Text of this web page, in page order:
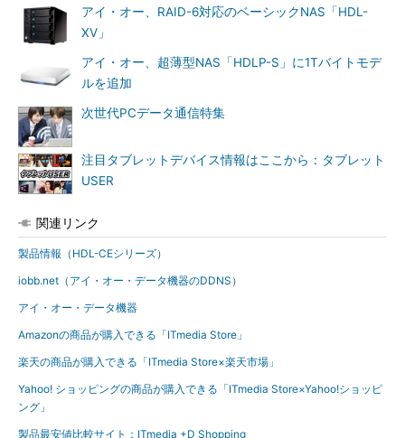
アイ・オー、RAID-6対応のベーシックNAS「HDL-
XV」
アイ・オー、超薄型NAS「HDLP-S」に1Tバイトモデ
ルを追加
次世代PCデータ通信特集
注目タブレットデバイス情報はここから：タブレット
USER
関連リンク
製品情報（HDL-CEシリーズ）
iobb.net（アイ・オー・データ機器のDDNS）
アイ・オー・データ機器
Amazonの商品が購入できる「ITmedia Store」
楽天の商品が購入できる「ITmedia Store×楽天市場」
Yahoo! ショッピングの商品が購入できる「ITmedia Store×Yahoo!ショッピ
ング」
製品最安値比較サイト：ITmedia +D Shopping